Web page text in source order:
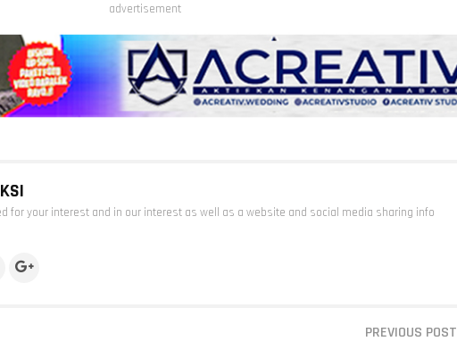
advertisement
for your interest and in our interest as well as a website and social media sharing info
PREVIOUS POST